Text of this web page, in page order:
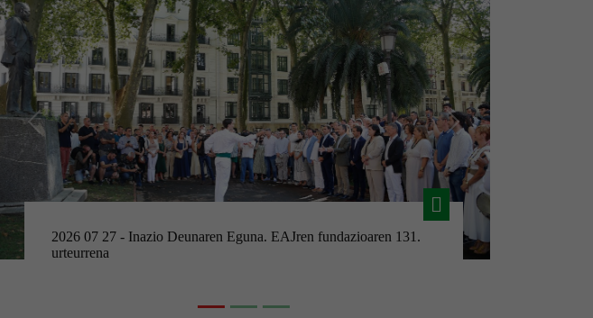
EAJ-PNVren Eusko Legebiltzarreko talde parlamentarioaren lan
jardunaldia
Aurrekoa Hurrengoa